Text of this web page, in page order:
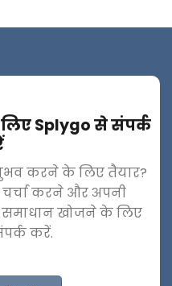
Splygo से संपर्क
करने के लिए तैयार?
करने और अपनी
खोजने के लिए
करें.